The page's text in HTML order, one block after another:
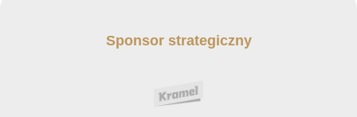
Sponsor strategiczny